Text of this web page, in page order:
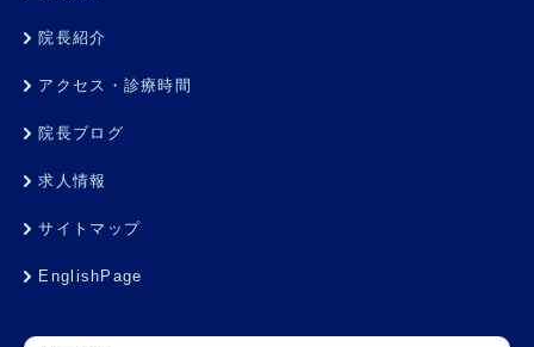
院長紹介
アクセス・診療時間
院長ブログ
求人情報
サイトマップ
EnglishPage